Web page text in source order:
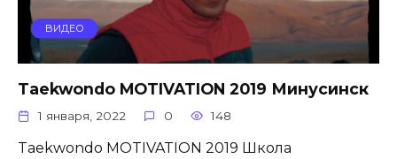
ВИДЕО
Taekwondo MOTIVATION 2019 Минусинск
1 января, 2022 0 148
Taekwondo MOTIVATION 2019 Школа